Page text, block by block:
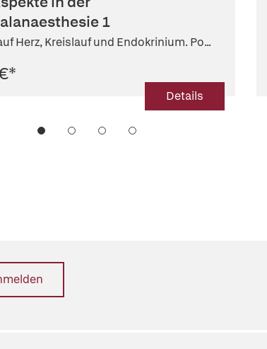
1
Herz, Kreislauf und Endokrinium. Po...
*
Details